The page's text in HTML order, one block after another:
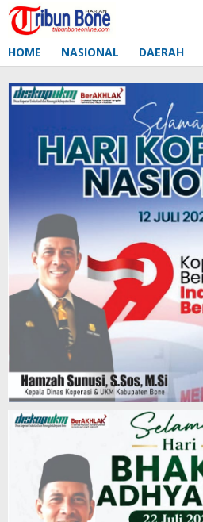
Lewati
ke
HOME NASIONAL DAERAH